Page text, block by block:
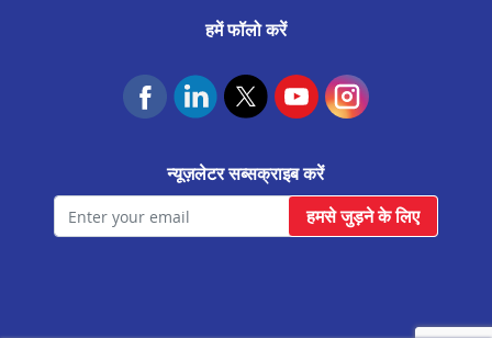
सहारनपुर मे बैलेंस ट्रांसफर
आगरा सिकंदरा मे बैलेंस ट्रांसफर
हाथरस मे बैलेंस ट्रांसफर
हमें फॉलो करें
न्यूज़लेटर सब्सक्राइब करें
हमसे जुड़ने के लिए